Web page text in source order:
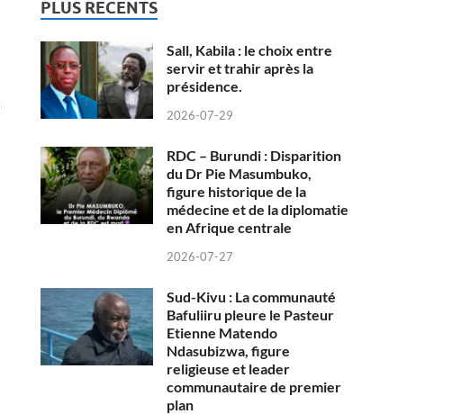
PLUS RECENTS
Sall, Kabila : le choix entre
servir et trahir après la
présidence.
2026-07-29
RDC – Burundi : Disparition
du Dr Pie Masumbuko,
figure historique de la
médecine et de la diplomatie
en Afrique centrale
2026-07-27
Sud-Kivu : La communauté
Bafuliiru pleure le Pasteur
Etienne Matendo
Ndasubizwa, figure
religieuse et leader
communautaire de premier
plan